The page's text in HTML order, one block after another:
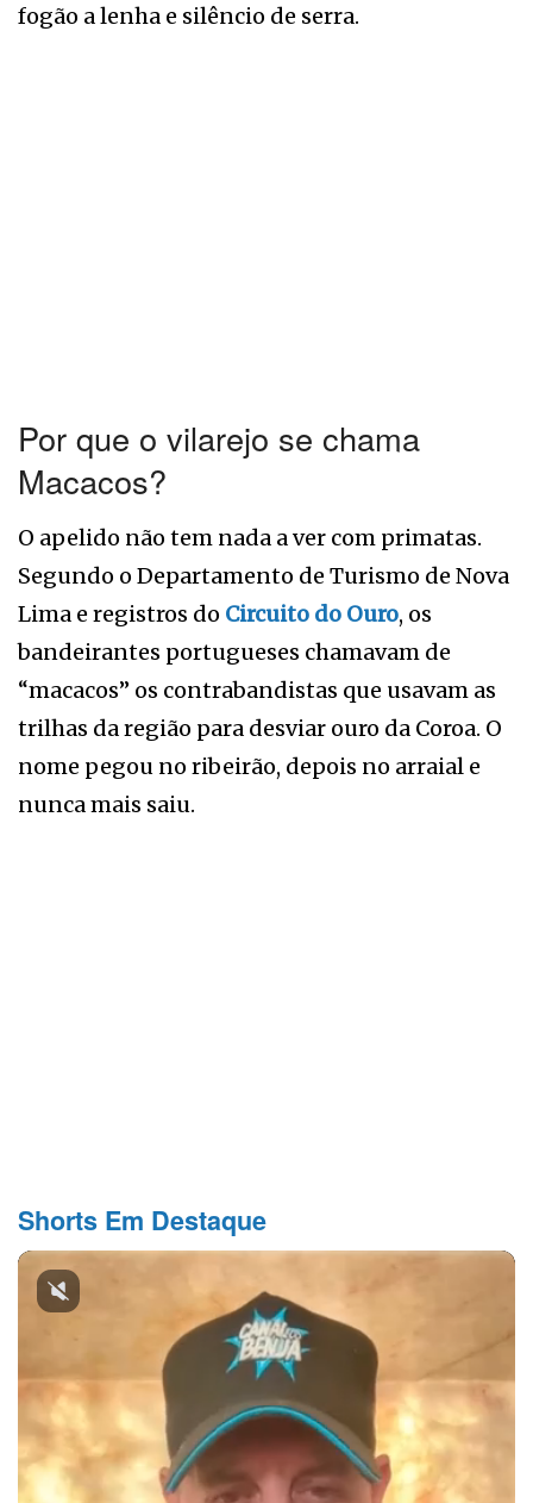
fogão a lenha e silêncio de serra.
Por que o vilarejo se chama
Macacos?
O apelido não tem nada a ver com primatas.
Segundo o Departamento de Turismo de Nova
Lima e registros do Circuito do Ouro, os
bandeirantes portugueses chamavam de
“macacos” os contrabandistas que usavam as
trilhas da região para desviar ouro da Coroa. O
nome pegou no ribeirão, depois no arraial e
nunca mais saiu.
Shorts Em Destaque